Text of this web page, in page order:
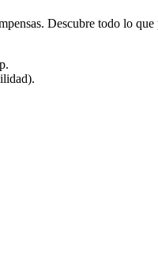
Descubre todo lo que